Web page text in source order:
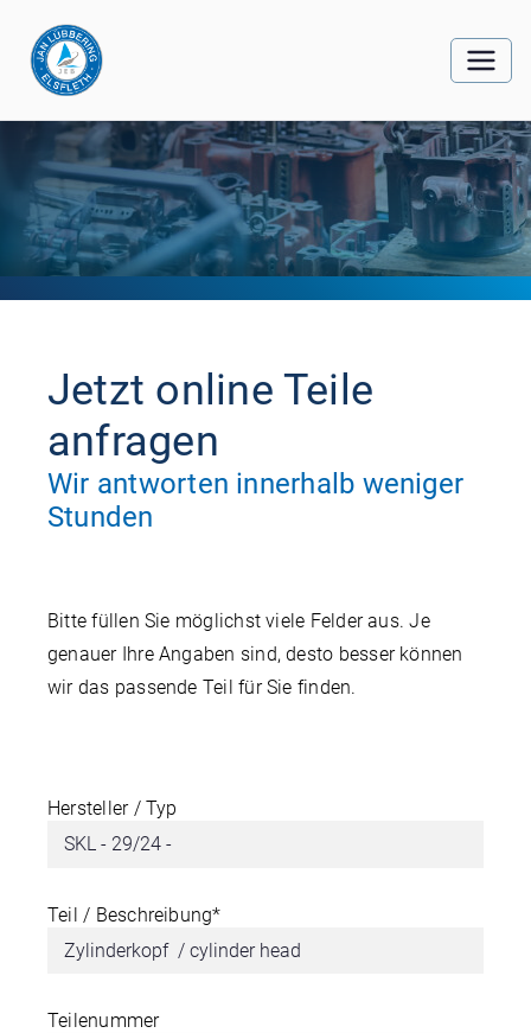
Jetzt online Teile
anfragen
Wir antworten innerhalb weniger
Stunden
Bitte füllen Sie möglichst viele Felder aus. Je
genauer Ihre Angaben sind, desto besser können
wir das passende Teil für Sie finden.
Hersteller / Typ
Teil / Beschreibung*
Teilenummer